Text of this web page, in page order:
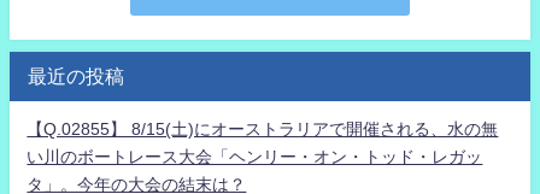
最近の投稿
【Q.02855】 8/15(土)にオーストラリアで開催される、水の無
い川のボートレース大会「ヘンリー・オン・トッド・レガッ
タ」。今年の大会の結末は？